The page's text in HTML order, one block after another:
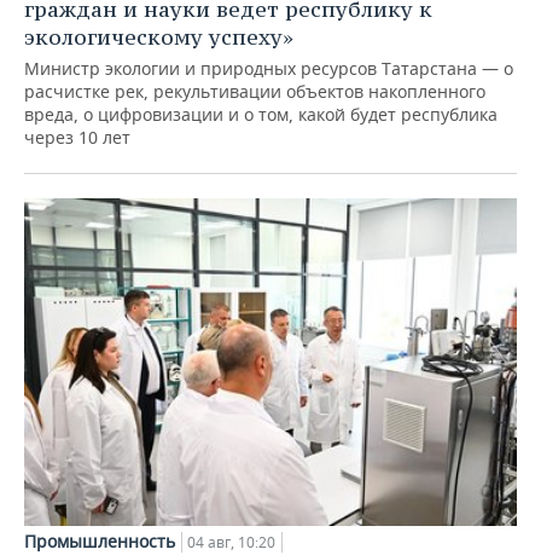
граждан и науки ведет республику к
экологическому успеху»
Министр экологии и природных ресурсов Татарстана — о
расчистке рек, рекультивации объектов накопленного
вреда, о цифровизации и о том, какой будет республика
через 10 лет
Промышленность 04 авг, 10:20